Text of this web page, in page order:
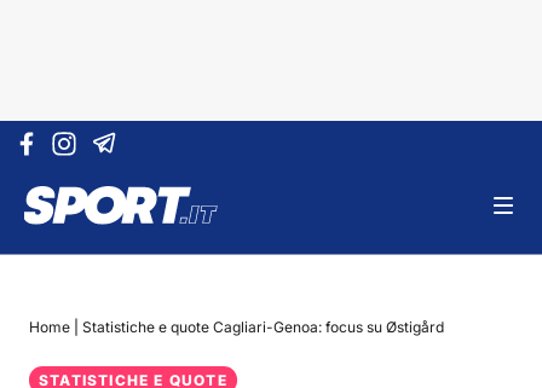
Vai al contenuto
Home Statistiche e quote Cagliari-Genoa: focus su Østigård
STATISTICHE E QUOTE